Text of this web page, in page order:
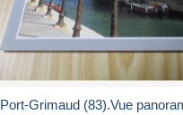
Port-Grimaud (83).Vue